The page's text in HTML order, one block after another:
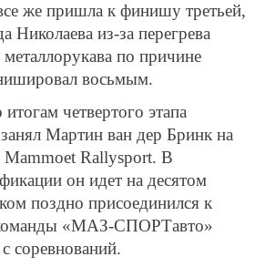
же пришла к финишу третьей,
Николаева из-за перегрева
по причине
восьмым.
четвертого этапа
Мартин ван дер Бринк на
Rallysport. В
он идет на десятом
поздно присоединился к
«МАЗ-СПОРТавто»
соревнований.